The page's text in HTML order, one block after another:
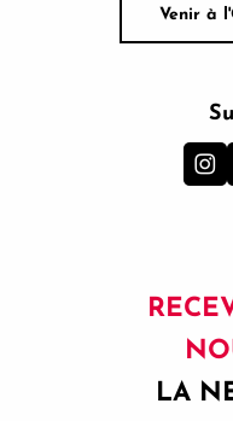
Venir à
LA